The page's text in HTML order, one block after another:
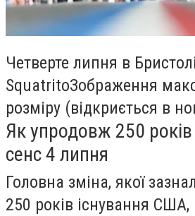
Четверте липня в
SquatritoЗображення
розміру (відкриється в
Як упродовж 250
сенс 4 липня
Головна зміна, якої
250 років існування